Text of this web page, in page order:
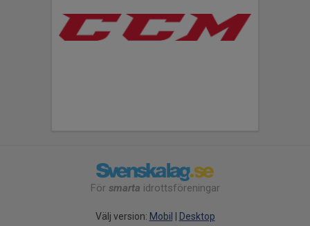
För smarta idrottsföreningar
Välj version: Mobil | Desktop